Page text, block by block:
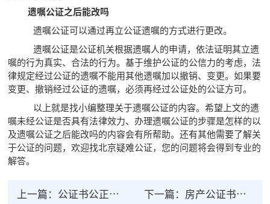
遗嘱公证之后能改吗
遗嘱公证可以通过再立公证遗嘱的方式进行更改。
遗嘱公证是公证机关根据遗嘱人的申请，依法证明其立遗
嘱的行为真实、合法的行为。基于维护公证的公信力的考虑，法
律规定经过公证的遗嘱不能用其他遗嘱加以撤销、变更。如果要
变更、撤销经过公证的遗嘱，必须再经过公证处的公证方可。
以上就是找小编整理关于遗嘱公证的内容。希望上文的遗
嘱未经公证是否具有法律效力、办理遗嘱公证的步骤是怎样的以
及遗嘱公证之后能改吗的内容会有所帮助。还有其他需要了解关
于公证的问题，欢迎找北京疑难公证，您的问题将会得到专业的
解答。
上一篇： 公证书公正房产的法律效力 下一篇： 房产公证书有何法律效力？房产公证的概念